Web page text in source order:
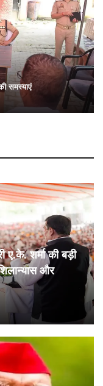
समस्याएं
ए.के. शर्मा की बड़ी
और